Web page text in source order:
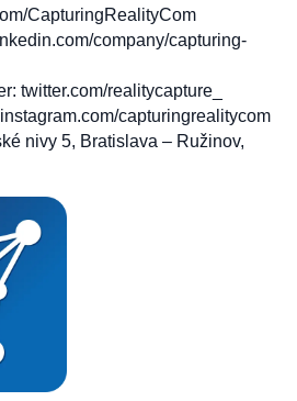
CapturingRealityCom
company/capturing-
twitter.com/realitycapture_
capturingrealitycom
nivy 5, Bratislava – Ružinov,